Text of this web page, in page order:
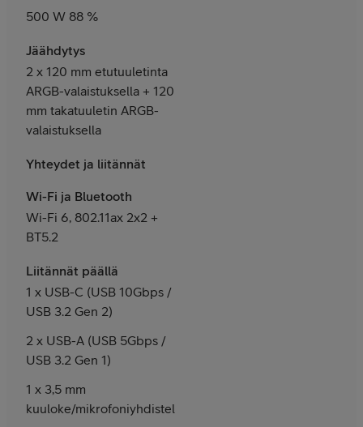
500 W 88 %
Jäähdytys
2 x 120 mm etutuuletinta
ARGB-valaistuksella + 120
mm takatuuletin ARGB-
valaistuksella
Yhteydet ja liitännät
Wi-Fi ja Bluetooth
Wi-Fi 6, 802.11ax 2x2 +
BT5.2
Liitännät päällä
1 x USB-C (USB 10Gbps /
USB 3.2 Gen 2)
2 x USB-A (USB 5Gbps /
USB 3.2 Gen 1)
1 x 3,5 mm
kuuloke/mikrofoniyhdistelmäliitäntä